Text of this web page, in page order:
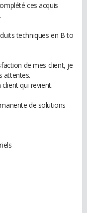
ces acquis
techniques en B to
de mes client, je
attentes.
qui revient.
de solutions